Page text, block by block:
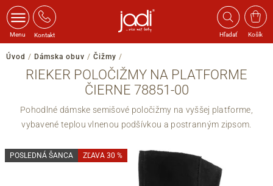
Menu Kontakt Hľadať Košík
Úvod / Dámska obuv / Čižmy /
RIEKER POLOČIŽMY NA PLATFORME
ČIERNE 78851-00
Pohodlné dámske semišové poločižmy na vyššej platforme,
vybavené teplou vlnenou podšívkou a postranným zipsom.
POSLEDNÁ ŠANCA ZĽAVA 30 %